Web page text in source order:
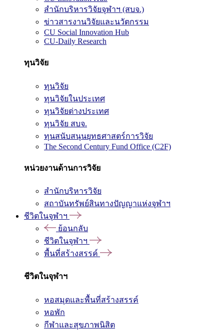
สำนักบริหารวิจัยจุฬาฯ (สบจ.)
ข่าวสารงานวิจัยและนวัตกรรม
CU Social Innovation Hub
CU-Daily Research
ทุนวิจัย
ทุนวิจัย
ทุนวิจัยในประเทศ
ทุนวิจัยต่างประเทศ
ทุนวิจัย สบจ.
ทุนสนับสนุนยุทธศาสตร์การวิจัย
The Second Century Fund Office (C2F)
หน่วยงานด้านการวิจัย
สำนักบริหารวิจัย
สถาบันทรัพย์สินทางปัญญาแห่งจุฬาฯ
ชีวิตในจุฬาฯ
ย้อนกลับ
ชีวิตในจุฬาฯ
พื้นที่สร้างสรรค์
ชีวิตในจุฬาฯ
หอสมุดและพื้นที่สร้างสรรค์
หอพัก
กีฬาและสุขภาพนิสิต